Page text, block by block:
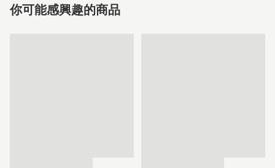
你可能感興趣的商品